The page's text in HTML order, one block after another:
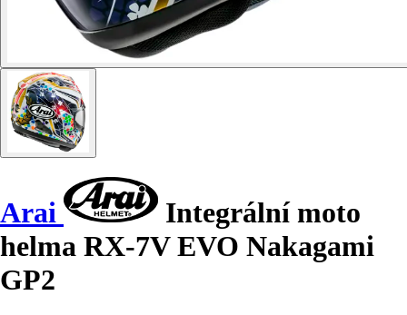
Arai
Integrální moto
helma RX-7V EVO Nakagami
GP2